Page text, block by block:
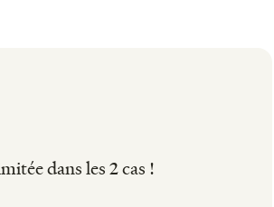
dans les 2 cas !